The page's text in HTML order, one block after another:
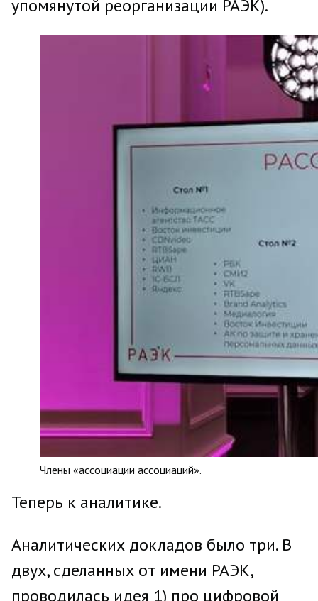
упомянутой реорганизации РАЭК).
Члены «ассоциации ассоциаций».
Теперь к аналитике.
Аналитических докладов было три. В
двух, сделанных от имени РАЭК,
проводилась идея 1) про цифровой